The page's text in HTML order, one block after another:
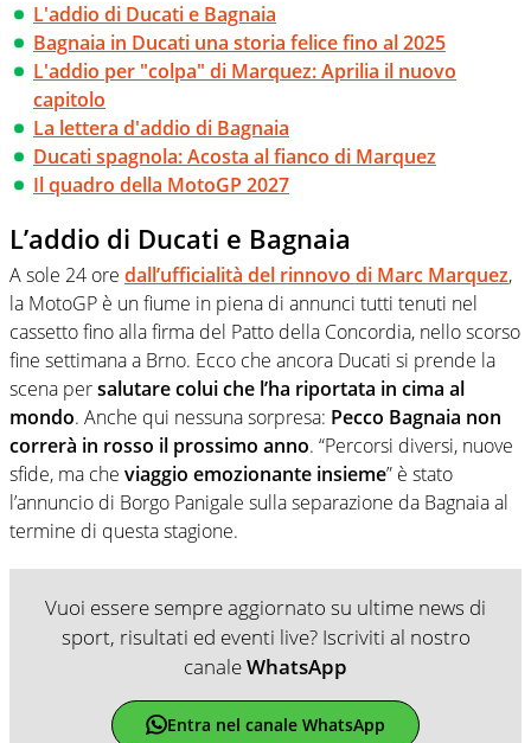
L'addio di Ducati e Bagnaia
Bagnaia in Ducati una storia felice fino al 2025
L'addio per "colpa" di Marquez: Aprilia il nuovo
capitolo
La lettera d'addio di Bagnaia
Ducati spagnola: Acosta al fianco di Marquez
Il quadro della MotoGP 2027
L’addio di Ducati e Bagnaia
A sole 24 ore dall’ufficialità del rinnovo di Marc Marquez,
la MotoGP è un fiume in piena di annunci tutti tenuti nel
cassetto fino alla firma del Patto della Concordia, nello scorso
fine settimana a Brno. Ecco che ancora Ducati si prende la
scena persalutare colui che l’ha riportata in cima al
mondo. Anche qui nessuna sorpresa: Pecco Bagnaia non
correrà in rosso il prossimo anno. “Percorsi diversi, nuove
sfide, ma che viaggio emozionante insieme” è stato
l’annuncio di Borgo Panigale sulla separazione da Bagnaia al
termine di questa stagione.
Vuoi essere sempre aggiornato su ultime news di
sport, risultati ed eventi live? Iscriviti al nostro
canaleWhatsApp
Entra nel canale WhatsApp